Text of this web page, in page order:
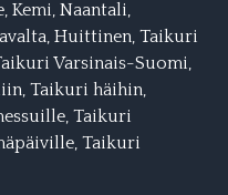
,Kemi,Naantali,
,Huittinen, Taikuri
Varsinais-Suomi,
,Taikuri häihin,
,Taikuri
,Taikuri